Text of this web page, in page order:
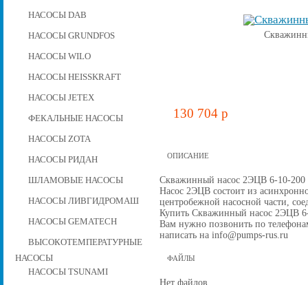
НАСОСЫ DAB
НАСОСЫ GRUNDFOS
НАСОСЫ WILO
НАСОСЫ HEISSKRAFT
НАСОСЫ JETEX
ФЕКАЛЬНЫЕ НАСОСЫ
НАСОСЫ ZOTA
НАСОСЫ РИДАН
ШЛАМОВЫЕ НАСОСЫ
НАСОСЫ ЛИВГИДРОМАШ
НАСОСЫ GEMATECH
ВЫСОКОТЕМПЕРАТУРНЫЕ
НАСОСЫ
НАСОСЫ TSUNAMI
130 704 p
ОПИСАНИЕ
Скважинный насос 2ЭЦВ 6-10-200
Насос 2ЭЦВ состоит из
центробежной наcосной части,
Купить Скважинный насос 2ЭЦВ 6-
Вам нужно позвонить по
написать на info@pumps-rus.ru
ФАЙЛЫ
Нет файлов